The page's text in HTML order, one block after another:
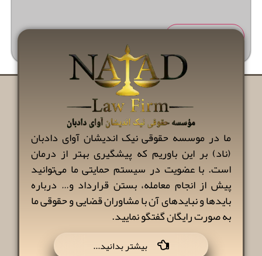
ما در موسسه حقوقی نیک اندیشان آوای دادبان
(ناد) بر این باوریم که پیشگیری بهتر از درمان
است. با عضویت در سیستم حمایتی ما می‌توانید
پیش از انجام معامله، بستن قرارداد و… درباره
بایدها و نبایدهای آن با مشاوران قضایی و حقوقی ما
به صورت رایگان گفتگو نمایید.
...بیشتر بدانید